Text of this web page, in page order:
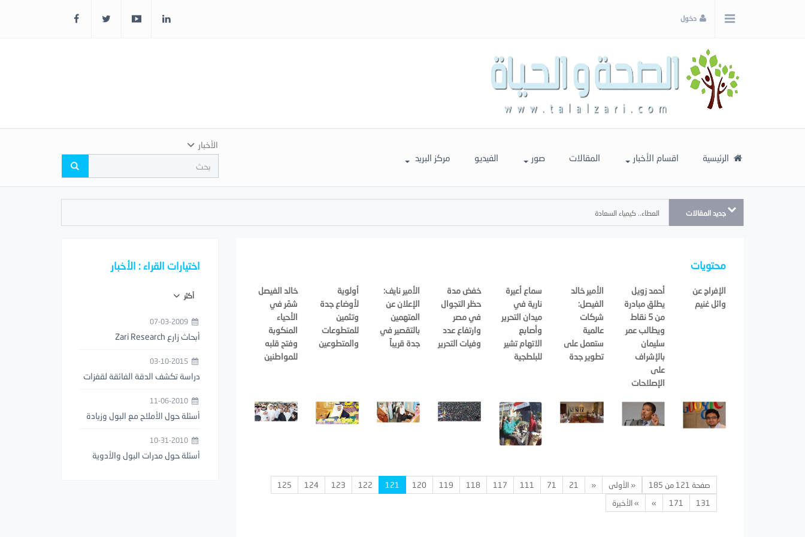
دخول
الرئيسية اقسام الأخبار المقالات صور الفيديو مركز البريد
الأخبار
جديد المقالات العطاء.. كيمياء السعادة
محتويات
الإفراج عن
وائل غنيم
أحمد زويل
يطلق مبادرة
من 5 نقاط
ويطالب عمر
سليمان
بالإشراف
على
الإصلاحات
الأمير خالد
الفيصل:
شركات
عالمية
ستعمل على
تطوير جدة
سماع أعيرة
نارية في
ميدان التحرير
وأصابع
الاتهام تشير
للبلطجية
خفض مدة
حظر التجوال
في مصر
وارتفاع عدد
وفيات التحرير
الأمير نايف:
الإعلان عن
المتهمين
بالتقصير في
جدة قريباً
أولوية
لأوضاع جدة
وتثمين
للمتطوعات
والمتطوعين
خالد الفيصل
شمّر في
الأحياء
المنكوبة
وفتح قلبه
للمواطنين
صفحة 121 من 185 « الأولى «
21
71
111
117
118
119
120
121
122
123
124
125
131
171
» » الأخيرة
اختيارات القراء : الأخبار
أكثر
07-03-2009
أبحاث زارع Zari Research
03-10-2015
دراسة تكشف الدقة الفائقة لقفزات
11-06-2010
أسئلة حول الأملاح مع البول وزيادة
10-31-2010
أسئلة حول مدرات البول والأدوية